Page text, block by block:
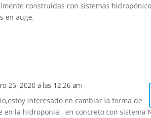
construidas con sistemas
en auge.
25, 2020 a las 12:26 am
interesado en cambiar la forma de
la hidroponia , en concreto con sistema